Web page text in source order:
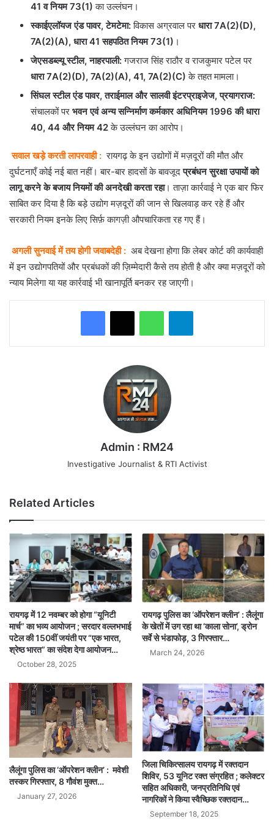
41 व नियम 73(1) का उल्लंघन।
स्काईएलॉयज एंड पावर, टेमटेमा:विकास अग्रवाल पर धारा 7A(2)(D),
7A(2)(A), धारा 41 सहपठित नियम 73(1) ।
जेएसडब्ल्यू स्टील, नाहरपाली:गजराज सिंह राठौर व राजकुमार पटेल पर
धारा 7A(2)(D), 7A(2)(A), 41, 7A(2)(C) के तहत मामला।
सिंघल स्टील एंड पावर, तराईमाल और सालवी इंटरप्राइजेज, प्रयागराज:
संचालकों पर भवन एवं अन्य सन्निर्माण कर्मकार अधिनियम 1996 की धारा
40, 44 और नियम 42के उल्लंघन का आरोप।
सवाल खड़े करती लापरवाही : रायगढ़ के इन उद्योगों में मज़दूरों की मौत और
दुर्घटनाएँ कोई नई बात नहीं। बार-बार हादसों के बावजूदप्रबंधन सुरक्षा उपायों को
लागू करने के बजाय नियमों की अनदेखी करता रहा। ताज़ा कार्रवाई ने एक बार फिर
साबित कर दिया है कि बड़े उद्योग मज़दूरों की जान से खिलवाड़ कर रहे हैं और
सरकारी नियम इनके लिए सिर्फ़ कागज़ी औपचारिकता रह गए हैं।
अगली सुनवाई में तय होगी जवाबदेही : अब देखना होगा कि लेबर कोर्ट की कार्यवाही
में इन उद्योगपतियों और प्रबंधकों की ज़िम्मेदारी कैसे तय होती है और क्या मज़दूरों को
न्याय मिलेगा या यह कार्रवाई भी खानापूर्ति बनकर रह जाएगी।
WhatsAppTelegram
Admin : RM24
Investigative Journalist & RTI Activist
Related Articles
रायगढ़ में 12 नवम्बर को होगा “यूनिटी
मार्च” का भव्य आयोजन ; सरदार वल्लभभाई
पटेल की 150वीं जयंती पर “एक भारत,
श्रेष्ठ भारत” का संदेश देगा आयोजन…
October 28, 2025
रायगढ़ पुलिस का ‘ऑपरेशन क्लीन’ : लैलूंगा
के खेतों में उग रहा था ‘काला सोना’, ड्रोन
सर्वे से भंडाफोड़, 3 गिरफ्तार…
March 24, 2026
लैलूंगा पुलिस का ‘ऑपरेशन क्लीन’ : मवेशी
तस्कर गिरफ्तार, 8 गौवंश मुक्त…
January 27, 2026
जिला चिकित्सालय रायगढ़ में रक्तदान
शिविर, 53 यूनिट रक्त संग्रहित ; कलेक्टर
सहित अधिकारी, जनप्रतिनिधि एवं
नागरिकों ने किया स्वैच्छिक रक्तदान…
September 18, 2025